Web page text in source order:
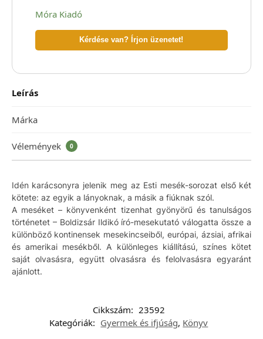
Móra Kiadó
Kérdése van? Írjon üzenetet!
Leírás
Márka
Vélemények 0
Idén karácsonyra jelenik meg az Esti mesék-sorozat első két
kötete: az egyik a lányoknak, a másik a fiúknak szól.
A meséket – könyvenként tizenhat gyönyörű és tanulságos
történetet – Boldizsár Ildikó író-mesekutató válogatta össze a
különböző kontinensek mesekincseiből, európai, ázsiai, afrikai
és amerikai mesékből. A különleges kiállítású, színes kötet
saját olvasásra, együtt olvasásra és felolvasásra egyaránt
ajánlott.
Cikkszám: 23592
Kategóriák: Gyermek és ifjúság, Könyv